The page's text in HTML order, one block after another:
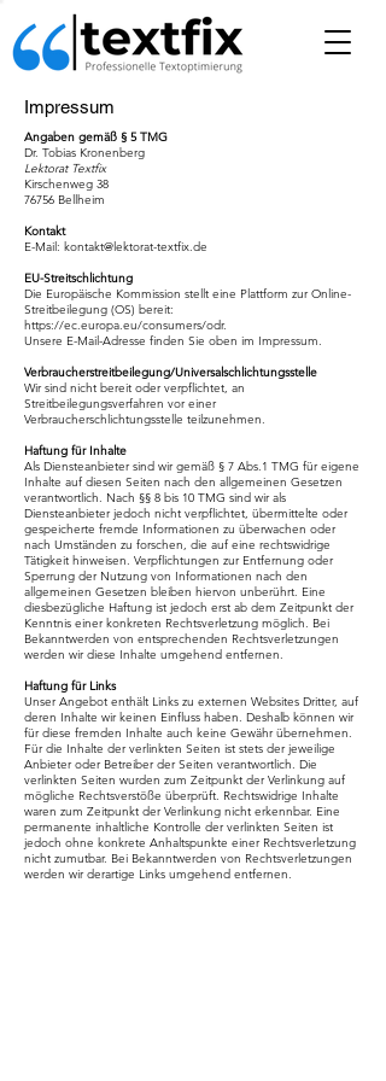
Impressum
Angaben gemäß § 5 TMG
Dr. Tobias Kronenberg
Lektorat Textfix
Kirschenweg 38
76756 Bellheim
Kontakt
E-Mail: kontakt@lektorat-textfix.de
EU-Streitschlichtung
Die Europäische Kommission stellt eine Plattform zur Online-
Streitbeilegung (OS) bereit:
https://ec.europa.eu/consumers/odr.
Unsere E-Mail-Adresse finden Sie oben im Impressum.
Verbraucherstreitbeilegung/Universalschlichtungsstelle
Wir sind nicht bereit oder verpflichtet, an
Streitbeilegungsverfahren vor einer
Verbraucherschlichtungsstelle teilzunehmen.
Haftung für Inhalte
Als Diensteanbieter sind wir gemäß § 7 Abs.1 TMG für eigene
Inhalte auf diesen Seiten nach den allgemeinen Gesetzen
verantwortlich. Nach §§ 8 bis 10 TMG sind wir als
Diensteanbieter jedoch nicht verpflichtet, übermittelte oder
gespeicherte fremde Informationen zu überwachen oder
nach Umständen zu forschen, die auf eine rechtswidrige
Tätigkeit hinweisen. Verpflichtungen zur Entfernung oder
Sperrung der Nutzung von Informationen nach den
allgemeinen Gesetzen bleiben hiervon unberührt. Eine
diesbezügliche Haftung ist jedoch erst ab dem Zeitpunkt der
Kenntnis einer konkreten Rechtsverletzung möglich. Bei
Bekanntwerden von entsprechenden Rechtsverletzungen
werden wir diese Inhalte umgehend entfernen.
Haftung für Links
Unser Angebot enthält Links zu externen Websites Dritter, auf
deren Inhalte wir keinen Einfluss haben. Deshalb können wir
für diese fremden Inhalte auch keine Gewähr übernehmen.
Für die Inhalte der verlinkten Seiten ist stets der jeweilige
Anbieter oder Betreiber der Seiten verantwortlich. Die
verlinkten Seiten wurden zum Zeitpunkt der Verlinkung auf
mögliche Rechtsverstöße überprüft. Rechtswidrige Inhalte
waren zum Zeitpunkt der Verlinkung nicht erkennbar. Eine
permanente inhaltliche Kontrolle der verlinkten Seiten ist
jedoch ohne konkrete Anhaltspunkte einer Rechtsverletzung
nicht zumutbar. Bei Bekanntwerden von Rechtsverletzungen
werden wir derartige Links umgehend entfernen.